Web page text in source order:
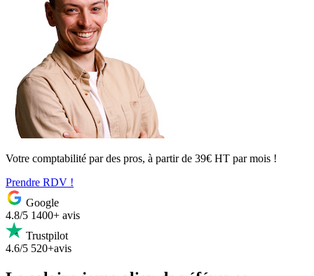
Votre comptabilité par des pros, à partir de 39€ HT par mois !
Prendre RDV !
Google
4.8/5 1400+ avis
Trustpilot
4.6/5 520+avis